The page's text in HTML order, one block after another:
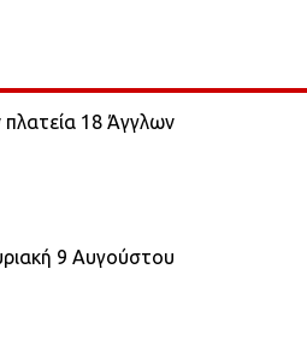
πλατεία 18 Άγγλων
9 Αυγούστου